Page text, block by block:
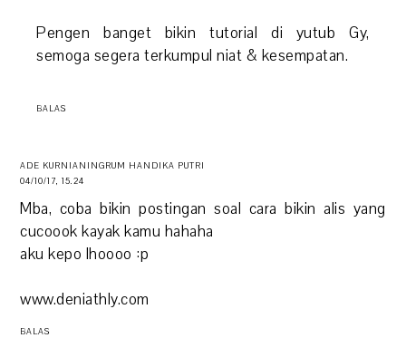
Pengen banget bikin tutorial di yutub Gy,
semoga segera terkumpul niat & kesempatan.
BALAS
ADE KURNIANINGRUM HANDIKA PUTRI
04/10/17, 15.24
Mba, coba bikin postingan soal cara bikin alis yang
cucoook kayak kamu hahaha
aku kepo lhoooo :p
www.deniathly.com
BALAS